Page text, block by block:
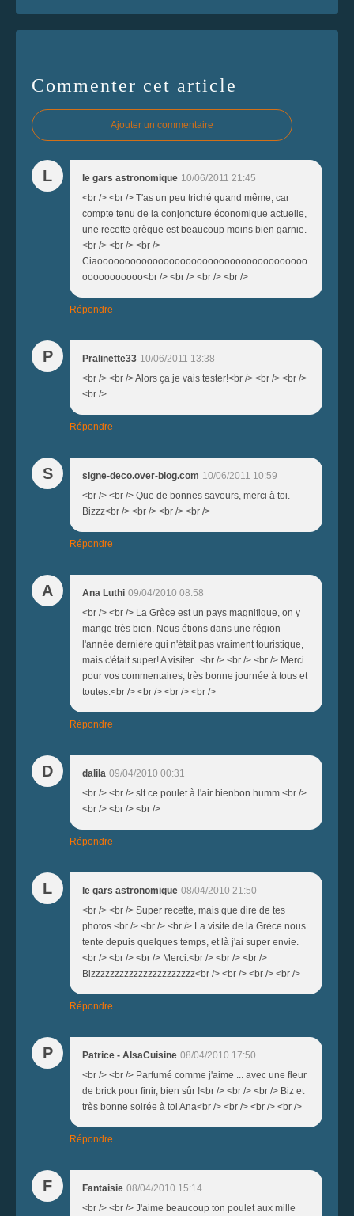
Commenter cet article
Ajouter un commentaire
L le gars astronomique 10/06/2011 21:45
<br /> <br /> T'as un peu triché quand même, car
compte tenu de la conjoncture économique actuelle,
une recette grèque est beaucoup moins bien garnie.
<br /> <br /> <br />
Ciaoooooooooooooooooooooooooooooooooooooo
ooooooooooo<br /> <br /> <br /> <br />
Répondre
P Pralinette33 10/06/2011 13:38
<br /> <br /> Alors ça je vais tester!<br /> <br /> <br />
<br />
Répondre
S signe-deco.over-blog.com 10/06/2011 10:59
<br /> <br /> Que de bonnes saveurs, merci à toi.
Bizzz<br /> <br /> <br /> <br />
Répondre
A Ana Luthi 09/04/2010 08:58
<br /> <br /> La Grèce est un pays magnifique, on y
mange très bien. Nous étions dans une région
l'année dernière qui n'était pas vraiment touristique,
mais c'était super! A visiter...<br /> <br /> <br /> Merci
pour vos commentaires, très bonne journée à tous et
toutes.<br /> <br /> <br /> <br />
Répondre
D dalila 09/04/2010 00:31
<br /> <br /> slt ce poulet à l'air bienbon humm.<br />
<br /> <br /> <br />
Répondre
L le gars astronomique 08/04/2010 21:50
<br /> <br /> Super recette, mais que dire de tes
photos.<br /> <br /> <br /> La visite de la Grèce nous
tente depuis quelques temps, et là j'ai super envie.
<br /> <br /> <br /> Merci.<br /> <br /> <br />
Bizzzzzzzzzzzzzzzzzzzzzz<br /> <br /> <br /> <br />
Répondre
P Patrice - AlsaCuisine 08/04/2010 17:50
<br /> <br /> Parfumé comme j'aime ... avec une fleur
de brick pour finir, bien sûr !<br /> <br /> <br /> Biz et
très bonne soirée à toi Ana<br /> <br /> <br /> <br />
Répondre
F Fantaisie 08/04/2010 15:14
<br /> <br /> J'aime beaucoup ton poulet aux mille